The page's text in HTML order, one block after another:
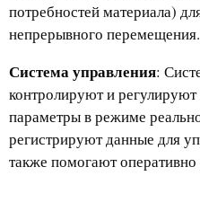
потребностей материала)
непрерывного перемещения.
Система управления:
контролируют и
параметры в режиме
регистрируют данные для
также помогают